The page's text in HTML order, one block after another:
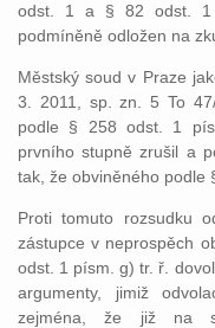
odst. 1 a § 82 odst. 1
podmíněně odložen na
Městský soud v Praze
3. 2011, sp. zn. 5 To
podle § 258 odst. 1
prvního stupně zrušil a
tak, že obviněného podle
Proti tomuto rozsudku
zástupce v neprospěch
odst. 1 písm. g) tr. ř.
argumenty, jimiž
zejména, že již na